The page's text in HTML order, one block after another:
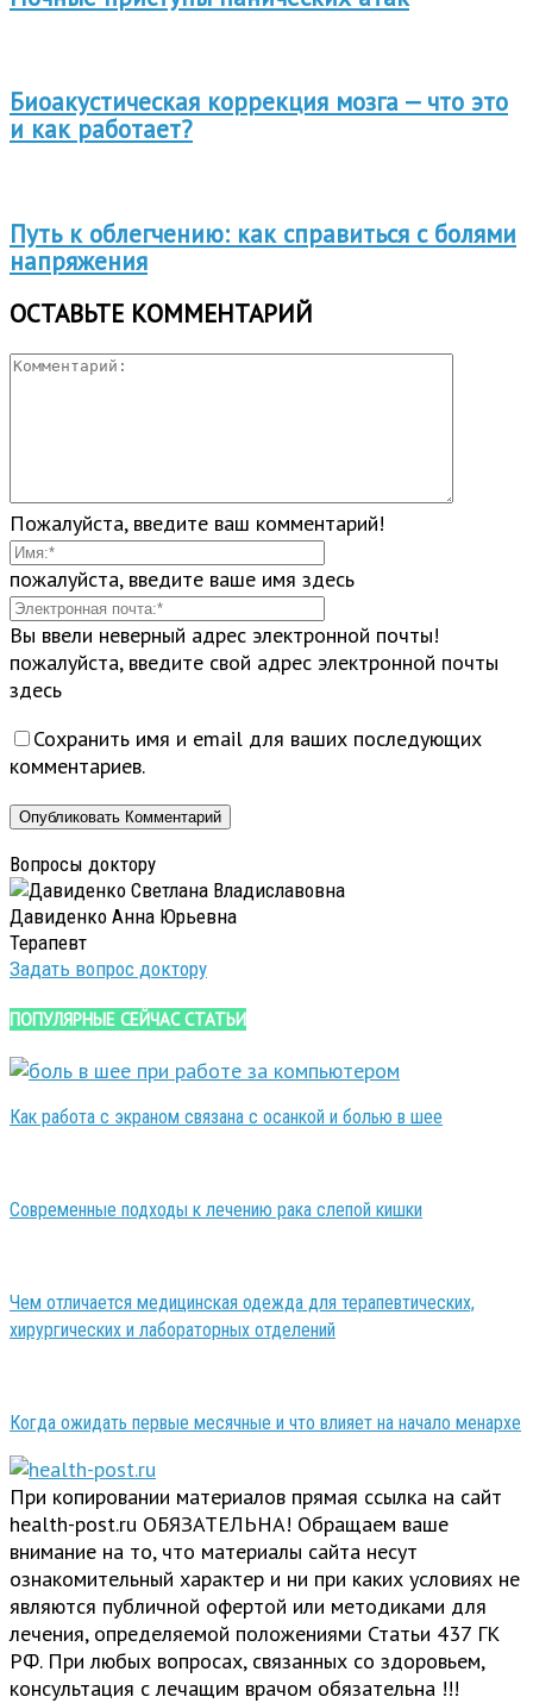
Биоакустическая коррекция мозга — что это
и как работает?
Путь к облегчению: как справиться с болями
напряжения
ОСТАВЬТЕ КОММЕНТАРИЙ
Пожалуйста, введите ваш комментарий!
пожалуйста, введите ваше имя здесь
Вы ввели неверный адрес электронной почты!
пожалуйста, введите свой адрес электронной почты
здесь
Сохранить имя и email для ваших последующих
комментариев.
Вопросы доктору
Давиденко Анна Юрьевна
Терапевт
Задать вопрос доктору
ПОПУЛЯРНЫЕ СЕЙЧАС СТАТЬИ
Как работа с экраном связана с осанкой и болью в шее
Современные подходы к лечению рака слепой кишки
Чем отличается медицинская одежда для терапевтических,
хирургических и лабораторных отделений
Когда ожидать первые месячные и что влияет на начало менархе
При копировании материалов прямая ссылка на сайт
health-post.ru ОБЯЗАТЕЛЬНА! Обращаем ваше
внимание на то, что материалы сайта несут
ознакомительный характер и ни при каких условиях не
являются публичной офертой или методиками для
лечения, определяемой положениями Статьи 437 ГК
РФ. При любых вопросах, связанных со здоровьем,
консультация с лечащим врачом обязательна !!!